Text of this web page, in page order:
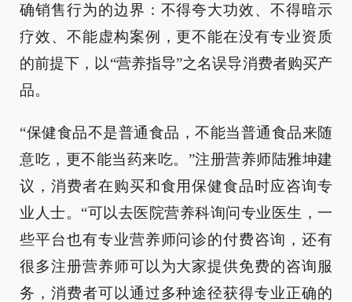
确销售行为的边界：不得夸大功效、不得暗示
疗效、不能虚构案例，更不能在没有专业资质
的前提下，以“营养指导”之名误导消费者购买产
品。
“保健食品不是普通食品，不能当普通食品来随
意吃，更不能当药来吃。”注册营养师陆雅坤建
议，消费者在购买和食用保健食品时应咨询专
业人士。“可以去医院营养科询问专业医生，一
些平台也有专业营养师问诊的付费咨询，还有
很多注册营养师可以为大家提供免费的咨询服
务，消费者可以通过多种途径获得专业正确的